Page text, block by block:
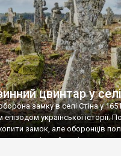
лікарня – ми точно не […]
цвинтар у
замку в селі Стіна у
української історії.
замок, але оборонців
цвинтарі, який тоді